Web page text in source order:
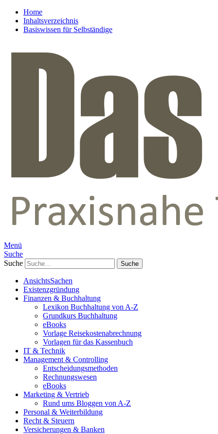
Home
Inhaltsverzeichnis
Basiswissen für Selbständige
Menü
Suche
Suche
AnsichtsSachen
Existenzgründung
Finanzen & Buchhaltung
Lexikon Buchhaltung von A-Z
Grundkurs Buchhaltung
eBooks
Vorlage Reisekostenabrechnung
Vorlagen für das Kassenbuch
IT & Technik
Management & Controlling
Entscheidungsmethoden
Rechnungswesen
eBooks
Marketing & Vertrieb
Rund ums Bloggen von A-Z
Personal & Weiterbildung
Recht & Steuern
Versicherungen & Banken